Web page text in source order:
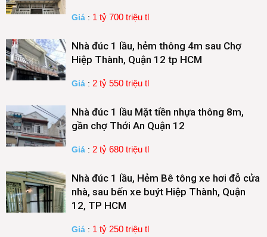
Giá : 1 tỷ 700 triệu tl
Nhà đúc 1 lầu, hẻm thông 4m sau Chợ
Hiệp Thành, Quận 12 tp HCM
Giá : 2 tỷ 550 triệu tl
Nhà đúc 1 lầu Mặt tiền nhựa thông 8m,
gần chợ Thới An Quận 12
Giá : 2 tỷ 680 triệu tl
Nhà đúc 1 lầu, Hẻm Bê tông xe hơi đỗ cửa
nhà, sau bến xe buýt Hiệp Thành, Quận
12, TP HCM
Giá : 1 tỷ 250 triệu tl